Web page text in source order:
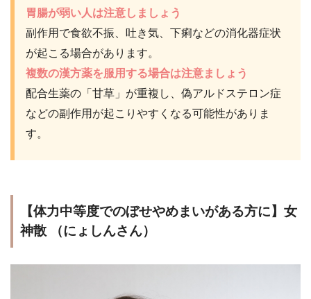
胃腸が弱い人は注意しましょう
副作用で食欲不振、吐き気、下痢などの消化器症状
が起こる場合があります。
複数の漢方薬を服用する場合は注意ましょう
配合生薬の「甘草」が重複し、偽アルドステロン症
などの副作用が起こりやすくなる可能性がありま
す。
【体力中等度でのぼせやめまいがある方に】女
神散 （にょしんさん）